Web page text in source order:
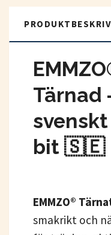
Tärnad
bit 🇸🇪
EMMZO®
smakrikt och